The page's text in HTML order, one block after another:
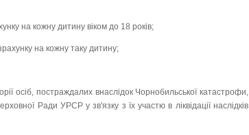
на кожну дитину віком до 18 років;
на кожну таку дитину;
осіб, постраждалих внаслідок Чорнобильської катастрофи,
Ради УРСР у зв'язку з їх участю в ліквідації наслідків